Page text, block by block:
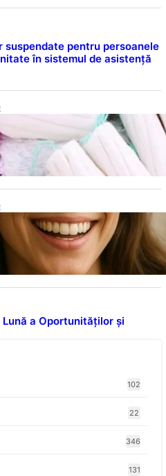
suspendate pentru persoanele
în sistemul de asistență
O analiză profundă
de metale toxice
care protejează inima:
despre beneficiile
a Oportunităților și
102
22
346
131